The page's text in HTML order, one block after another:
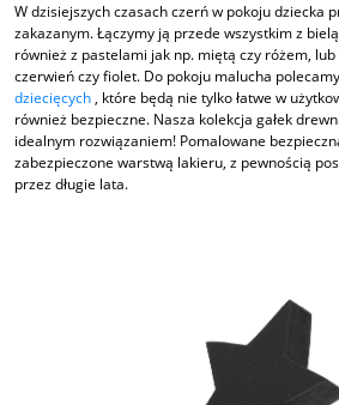
W dzisiejszych czasach czerń w pokoju dziecka
zakazanym. Łączymy ją przede wszystkim z
również z pastelami jak np. miętą czy różem,
czerwień czy fiolet. Do pokoju malucha polecamy
dziecięcych, które będą nie tylko łatwe w
również bezpieczne. Nasza kolekcja gałek
idealnym rozwiązaniem! Pomalowane
zabezpieczone warstwą lakieru, z pewnością
przez długie lata.